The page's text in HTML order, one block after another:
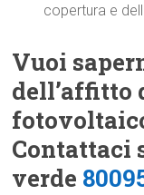
copertura e
Vuoi
dell’affitto
Contattaci
verde